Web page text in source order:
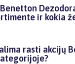
ir kokia
rasti akcijų